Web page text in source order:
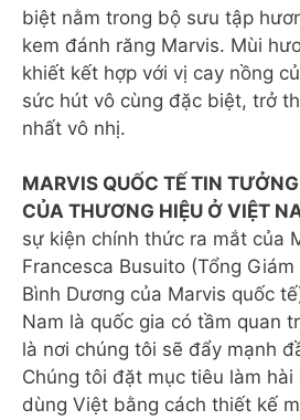
biệt nằm trong bộ sưu tập
kem đánh răng Marvis. Mùi
khiết kết hợp với vị cay nồng
sức hút vô cùng đặc biệt, trở
nhất vô nhị.
MARVIS QUỐC TẾ TIN
CỦA THƯƠNG HIỆU Ở VIỆT
sự kiện chính thức ra mắt của
Francesca Busuito (Tổng
Bình Dương của Marvis quốc
Nam là quốc gia có tầm quan
là nơi chúng tôi sẽ đẩy mạnh
Chúng tôi đặt mục tiêu làm
dùng Việt bằng cách thiết kế